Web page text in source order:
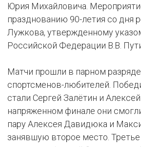
Юрия Михайловича.
празднованию 90-летия со дня
Лужкова, утвержденному
Российской Федерации В.В.
Матчи прошли в парном
спортсменов-любителей.
стали Сергей Залëтин и
напряженном финале они
пару Алексея Давидюка и
занявшую второе место.